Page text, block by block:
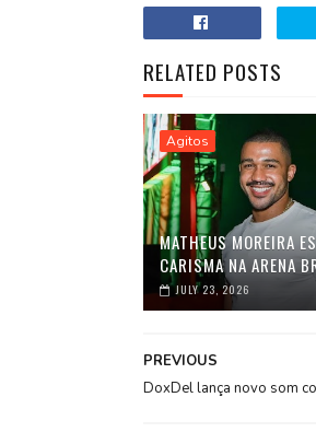
RELATED POSTS
Agitos
MATHEUS MOREIRA
CARISMA NA ARENA
JULY 23, 2026
PREVIOUS
DoxDel lança novo som